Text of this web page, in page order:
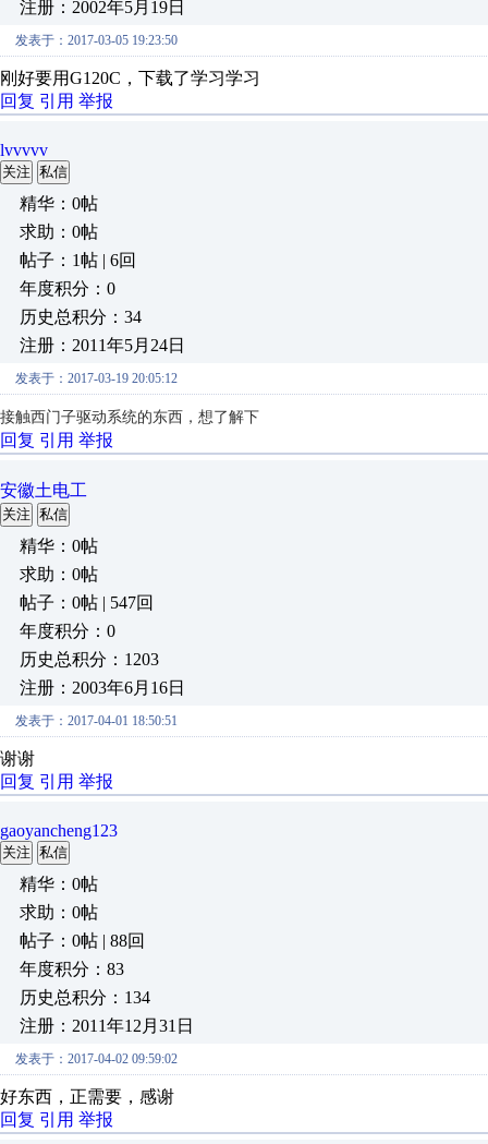
注册：2002年5月19日
发表于：2017-03-05 19:23:50
刚好要用G120C，下载了学习学习
回复 引用 举报
lvvvvv
关注 私信
精华：0帖
求助：0帖
帖子：1帖 | 6回
年度积分：0
历史总积分：34
注册：2011年5月24日
发表于：2017-03-19 20:05:12
接触西门子驱动系统的东西，想了解下
回复 引用 举报
安徽土电工
关注 私信
精华：0帖
求助：0帖
帖子：0帖 | 547回
年度积分：0
历史总积分：1203
注册：2003年6月16日
发表于：2017-04-01 18:50:51
谢谢
回复 引用 举报
gaoyancheng123
关注 私信
精华：0帖
求助：0帖
帖子：0帖 | 88回
年度积分：83
历史总积分：134
注册：2011年12月31日
发表于：2017-04-02 09:59:02
好东西，正需要，感谢
回复 引用 举报